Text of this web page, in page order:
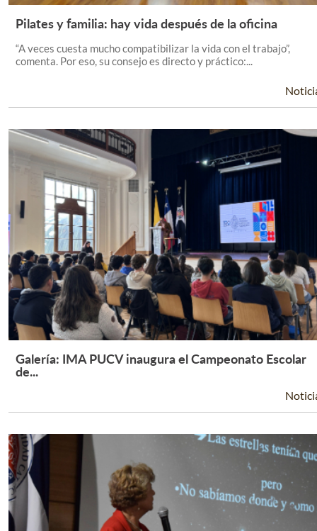
Leer Más +
Pilates y familia: hay vida después de la oficina
“A veces cuesta mucho compatibilizar la vida con el trabajo”,
comenta. Por eso, su consejo es directo y práctico:...
Leer Más +
Galería: IMA PUCV inaugura el Campeonato Escolar
de...